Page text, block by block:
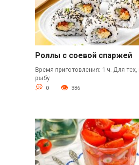
Роллы с соевой спаржей
Время приготовления: 1 ч. Для тех,
рыбу
0 386